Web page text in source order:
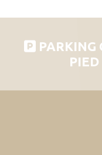
PARKING